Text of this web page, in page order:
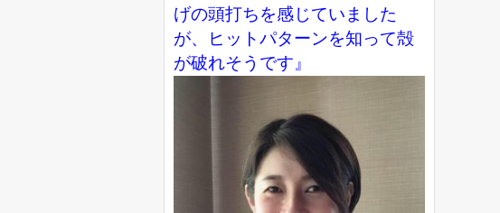
げの頭打ちを感じていました
が、ヒットパターンを知って殻
が破れそうです』